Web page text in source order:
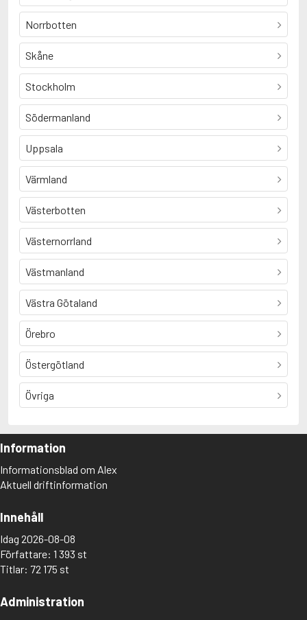
Norrbotten
Skåne
Stockholm
Södermanland
Uppsala
Värmland
Västerbotten
Västernorrland
Västmanland
Västra Götaland
Örebro
Östergötland
Övriga
Information
Informationsblad om Alex
Aktuell driftinformation
Innehåll
Idag 2026-08-08
Författare: 1 393 st
Titlar: 72 175 st
Administration